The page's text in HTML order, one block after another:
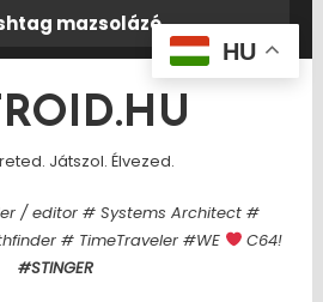
mazsolázó
Játszol. Élvezed.
/ editor # Systems Architect #
# TimeTraveler #WE
C64!
#STINGER
HU